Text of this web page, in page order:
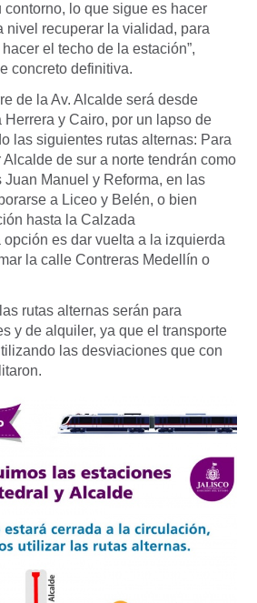
contorno, lo que sigue es hacer
nivel recuperar la vialidad, para
el techo de la estación”,
concreto definitiva.
de la Av. Alcalde será desde
Herrera y Cairo, por un lapso de
las siguientes rutas alternas: Para
de sur a norte tendrán como
Manuel y Reforma, en las
a Liceo y Belén, o bien
hasta la Calzada
opción es dar vuelta a la izquierda
la calle Contreras Medellín o
rutas alternas serán para
y de alquiler, ya que el transporte
las desviaciones que con